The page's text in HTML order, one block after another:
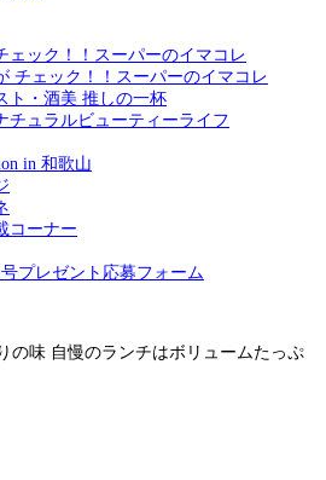
ェック！！スーパーのイマコレ
チェック！！スーパーのイマコレ
ト・酒美 推しの一杯
チュラルビューティーライフ
in 和歌山
コーナー
号プレゼント応募フォーム
の味 自慢のランチはボリュームたっぷ